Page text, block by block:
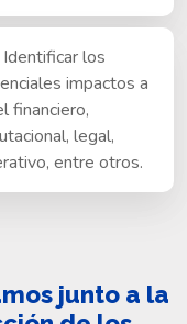
Identificar los
impactos a
financiero,
legal,
entre otros.
junto a la